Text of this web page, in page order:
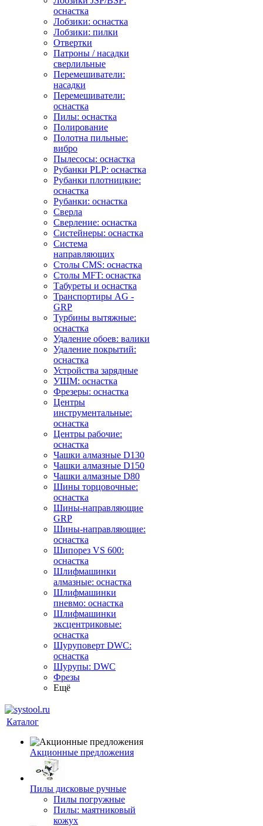
оснастка
Лобзики: оснастка
Лобзики: пилки
Отвертки
Патроны / насадки
сверлильные
Перемешиватели:
насадки
Перемешиватели:
оснастка
Пилы: оснастка
Полирование
Полотна пильные:
вибро
Пылесосы: оснастка
Рубанки PLP: оснастка
Рубанки плотницкие:
оснастка
Рубанки: оснастка
Сверла
Сверление: оснастка
Систейнеры: оснастка
Система
направляющих
Столы CMS: оснастка
Столы MFT: оснастка
Табуреты и оснастка
Транспортиры AG -
GRP
Турбины вытяжные:
оснастка
Удаление обоев: валики
Удаление покрытий:
оснастка
Устройства зарядные
УШМ: оснастка
Фрезеры: оснастка
Центры
инструментальные:
оснастка
Центры рабочие:
оснастка
Чашки алмазные D130
Чашки алмазные D150
Чашки алмазные D80
Шины торцовочные:
оснастка
Шины-направляющие
GRP
Шины-направляющие:
оснастка
Шипорез VS 600:
оснастка
Шлифмашинки
алмазные: оснастка
Шлифмашинки
пневмо: оснастка
Шлифмашинки
эксцентриковые:
оснастка
Шуруповерт DWC:
оснастка
Шурупы: DWC
Фрезы
Ещё
Каталог
Акционные предложения
Пилы дисковые ручные
Пилы погружные
Пилы: маятниковый
кожух